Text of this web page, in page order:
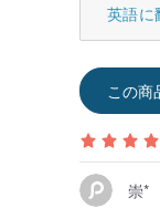
英語に
この商
崇*